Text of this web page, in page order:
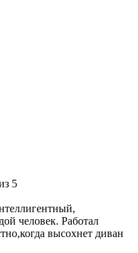
5
человек. Работал
высохнет диван